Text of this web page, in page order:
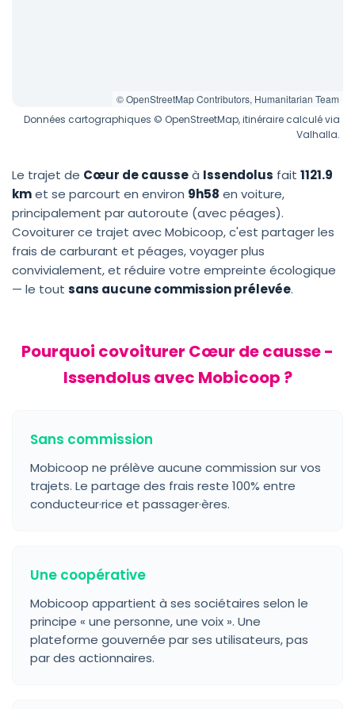
© OpenStreetMap Contributors, Humanitarian Team
Données cartographiques © OpenStreetMap, itinéraire calculé via
Valhalla.
Le trajet de Cœur de causseà Issendolus fait 1121.9
kmet se parcourt en environ 9h58 en voiture,
principalement par autoroute (avec péages).
Covoiturer ce trajet avec Mobicoop, c'est partager les
frais de carburant et péages, voyager plus
convivialement, et réduire votre empreinte écologique
— le tout sans aucune commission prélevée.
Pourquoi covoiturer Cœur de causse -
Issendolus avec Mobicoop ?
Sans commission
Mobicoop ne prélève aucune commission sur vos
trajets. Le partage des frais reste 100% entre
conducteur·rice et passager·ères.
Une coopérative
Mobicoop appartient à ses sociétaires selon le
principe « une personne, une voix ». Une
plateforme gouvernée par ses utilisateurs, pas
par des actionnaires.